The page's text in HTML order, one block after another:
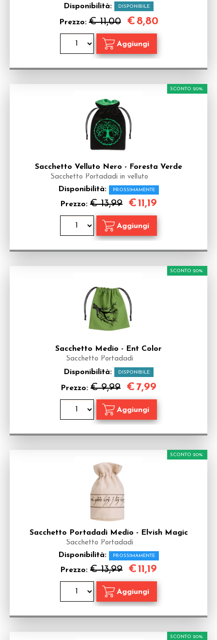
Disponibilità: DISPONIBILE
Prezzo:€ 11,00 € 8,80
Sacchetto Velluto Nero - Foresta Verde
Sacchetto Portadadi in velluto
Disponibilità: PROSSIMAMENTE
Prezzo: € 13,99
SCONTO 20%
€11,19
Sacchetto Medio - Ent Color
Sacchetto Portadadi
Disponibilità: DISPONIBILE
Prezzo: € 9,99
SCONTO 20%
€ 7,99
Sacchetto Portadadi Medio - Elvish Magic
Sacchetto Portadadi
Disponibilità: PROSSIMAMENTE
Prezzo: € 13,99
SCONTO 20%
€11,19
SCONTO 20%